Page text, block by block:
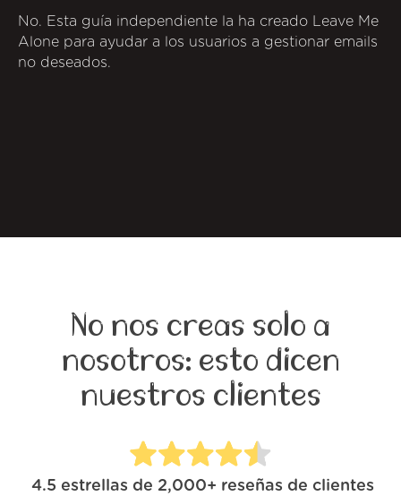
No. Esta guía independiente la ha creado Leave Me
Alone para ayudar a los usuarios a gestionar emails
no deseados.
No nos creas solo a
nosotros: esto dicen
nuestros clientes
4.5 estrellas de 2,000+ reseñas de clientes